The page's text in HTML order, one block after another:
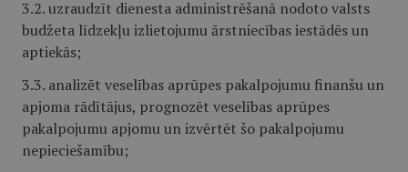
3.2. uzraudzīt dienesta administrēšanā nodoto valsts
budžeta līdzekļu izlietojumu ārstniecības iestādēs un
aptiekās;
3.3. analizēt veselības aprūpes pakalpojumu finanšu un
apjoma rādītājus, prognozēt veselības aprūpes
pakalpojumu apjomu un izvērtēt šo pakalpojumu
nepieciešamību;